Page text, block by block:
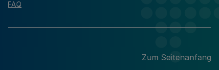
FAQ
Zum Seitenanfang